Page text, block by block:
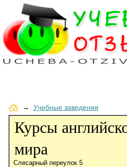
→ Учебные заведения
Курсы
мира
Слесарный переулок 5